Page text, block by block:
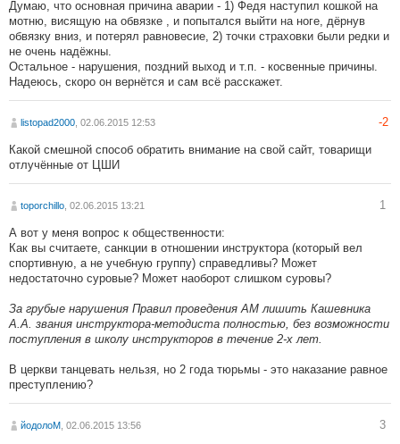
Думаю, что основная причина аварии - 1) Федя наступил кошкой на
мотню, висящую на обвязке , и попытался выйти на ноге, дёрнув
обвязку вниз, и потерял равновесие, 2) точки страховки были редки и
не очень надёжны.
Остальное - нарушения, поздний выход и т.п. - косвенные причины.
Надеюсь, скоро он вернётся и сам всё расскажет.
listopad2000 , 02.06.2015 12:53 -2
Какой смешной способ обратить внимание на свой сайт, товарищи
отлучённые от ЦШИ
toporchillo , 02.06.2015 13:21 1
А вот у меня вопрос к общественности:
Как вы считаете, санкции в отношении инструктора (который вел
спортивную, а не учебную группу) справедливы? Может
недостаточно суровые? Может наоборот слишком суровы?
За грубые нарушения Правил проведения АМ лишить Кашевника
А.А. звания инструктора-методиста полностью, без возможности
поступления в школу инструкторов в течение 2-х лет.
В церкви танцевать нельзя, но 2 года тюрьмы - это наказание равное
преступлению?
йодолоМ , 02.06.2015 13:56 3